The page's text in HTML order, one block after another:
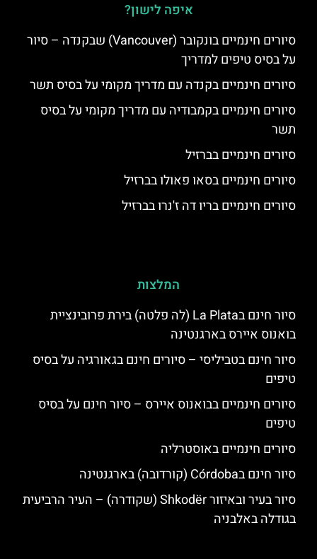
איפה לישון?
סיורים חינמיים בונקובר (Vancouver) שבקנדה – סיור
על בסיס טיפים למדריך
סיורים חינמיים בקנדה עם מדריך מקומי על בסיס תשר
סיורים חינמיים בקמבודיה עם מדריך מקומי על בסיס
תשר
סיורים חינמיים בברזיל
סיורים חינמיים בסאו פאולו בברזיל
סיורים חינמיים בריו דה ז'נרו בברזיל
המלצות
סיור חינם בLa Plata (לה פלטה) בירת פרובינציית
בואנוס איירס בארגנטינה
סיור חינם בטביליסי – סיורים חינם בגאורגיה על בסיס
טיפים
סיורים חינמיים בבואנוס איירס – סיור חינם על בסיס
טיפים
סיורים חינמיים באוסטרליה
סיור חינם בCórdoba (קורדובה) בארגנטינה
סיור בעיר ובאיזור Shkodër (שקודרה) – העיר הרביעית
בגודלה באלבניה